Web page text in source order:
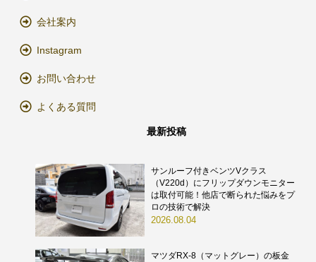
会社案内
Instagram
お問い合わせ
よくある質問
最新投稿
サンルーフ付きベンツVクラス
（V220d）にフリップダウンモニター
は取付可能！他店で断られた悩みをプ
ロの技術で解決
2026.08.04
マツダRX-8（マットグレー）の板金